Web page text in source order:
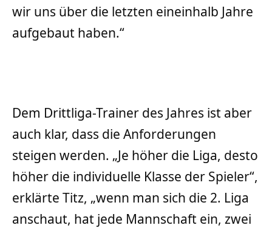
wir uns über die letzten eineinhalb Jahre
aufgebaut haben.“
Dem Drittliga-Trainer des Jahres ist aber
auch klar, dass die Anforderungen
steigen werden. „Je höher die Liga, desto
höher die individuelle Klasse der Spieler“,
erklärte Titz, „wenn man sich die 2. Liga
anschaut, hat jede Mannschaft ein, zwei